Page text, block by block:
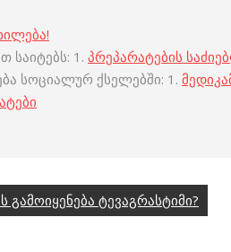
საიტებს: 1. პრეპარატების
სოციალურ ქსელებში: 1.
ტევაგრასტიმი?